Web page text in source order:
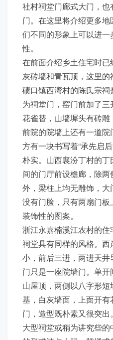
社村祠堂门廊式大门，
门。在这里将介绍更多
们不同的形象上可以进
性。
在前面介绍乡土住宅时
灰砖墙和青瓦顶，这里
碛口镇西湾村的陈氏宗
为祠堂门，窑门前加了
花雀替，山墙墀头有砖
前院的院墙上还有一道
方有一块书写着“承先启
朴实。山西襄汾丁村的
间的门厅前设檐廊，除
外，梁柱上均无雕饰，
没有门脸，只有两扇门
装饰性的图案。
浙江永嘉楠溪江农村的
祠堂具有同样的风格。
小，前后三进，两进天
门只是一座院墙门。单
山屋顶，两侧以八字形
基，白灰墙面，上面开
门，造型既朴素又很突出。
大型祠堂或稍为讲究些